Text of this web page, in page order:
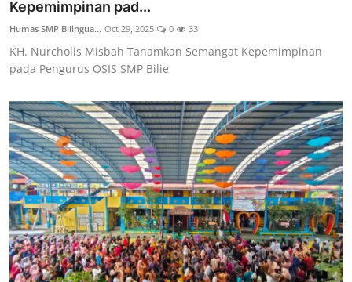
Kepemimpinan pad...
Humas SMP Bilingua... Oct 29, 2025 0 33
KH. Nurcholis Misbah Tanamkan Semangat Kepemimpinan
pada Pengurus OSIS SMP Bilie